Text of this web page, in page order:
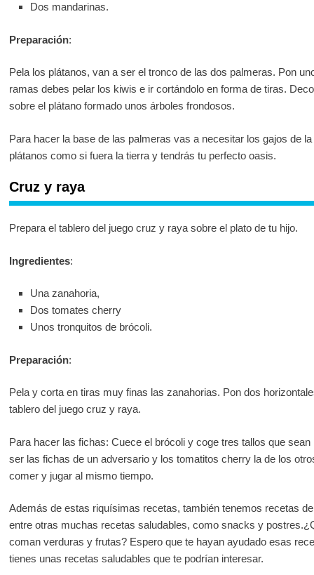
Dos mandarinas.
Preparación:
Pela los plátanos, van a ser el tronco de las dos palmeras. Pon
ramas debes pelar los kiwis e ir cortándolo en forma de tiras.
sobre el plátano formado unos árboles frondosos.
Para hacer la base de las palmeras vas a necesitar los gajos de
plátanos como si fuera la tierra y tendrás tu perfecto oasis.
Cruz y raya
Prepara el tablero del juego cruz y raya sobre el plato de tu hijo.
Ingredientes:
Una zanahoria,
Dos tomates cherry
Unos tronquitos de brócoli.
Preparación:
Pela y corta en tiras muy finas las zanahorias. Pon dos
tablero del juego cruz y raya.
Para hacer las fichas: Cuece el brócoli y coge tres tallos que
ser las fichas de un adversario y los tomatitos cherry la de los
comer y jugar al mismo tiempo.
Además de estas riquísimas recetas, también tenemos recetas
entre otras muchas recetas saludables, como snacks y
coman verduras y frutas? Espero que te hayan ayudado esas
tienes unas recetas saludables que te podrían interesar.